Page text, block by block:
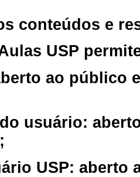
conteúdos e
USP
ao público
usuário:
USP: aberto